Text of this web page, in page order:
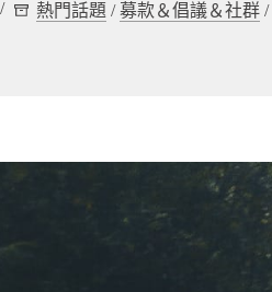
熱門話題 /募款＆倡議＆社群/